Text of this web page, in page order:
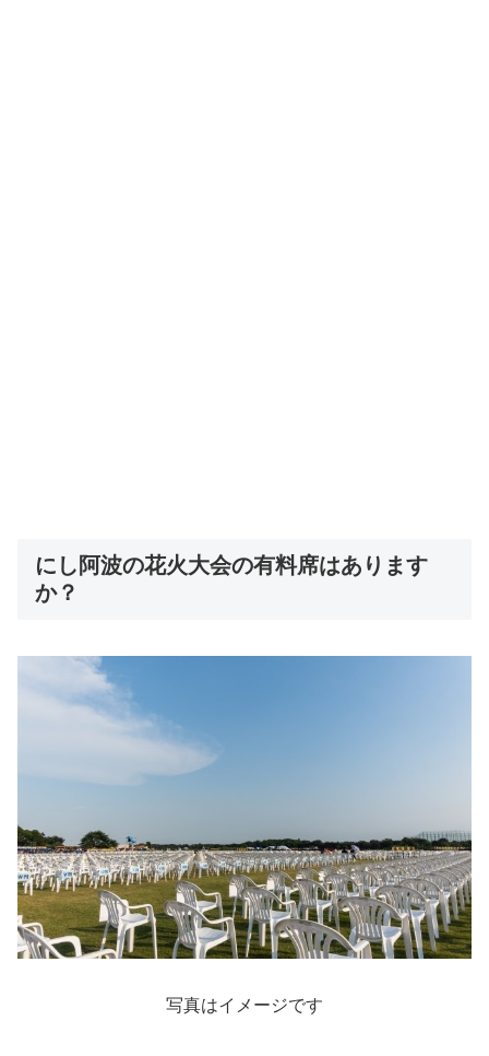
にし阿波の花火大会の有料席はあります
か？
写真はイメージです